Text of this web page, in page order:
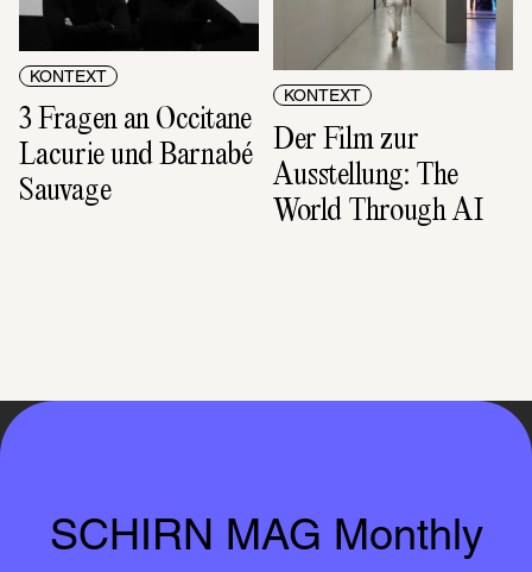
KONTEXT
3 Fragen an Occitane
Lacurie und Barnabé
Sauvage
KONTEXT
Der Film zur
Ausstellung: The
World Through AI
SCHIRN MAG Monthly